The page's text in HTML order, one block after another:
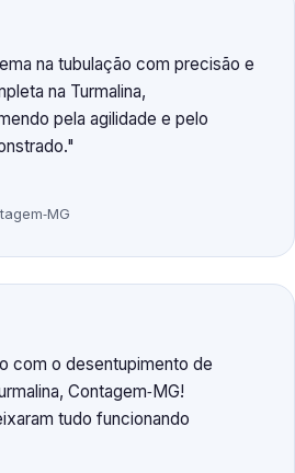
na tubulação com precisão e
na Turmalina,
pela agilidade e pelo
com o desentupimento de
Contagem‑MG!
tudo funcionando